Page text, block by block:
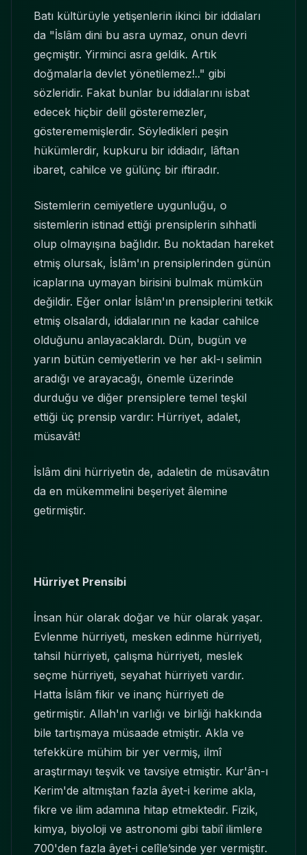
Batı kültürüyle yetişenlerin ikinci bir iddiaları
da "İslâm dini bu asra uymaz, onun devri
geçmiştir. Yirminci asra geldik. Artık
doğmalarla devlet yönetilemez!.." gibi
sözleridir. Fakat bunlar bu iddialarını isbat
edecek hiçbir delil gösteremezler,
gösterememişlerdir. Söyledikleri peşin
hükümlerdir, kupkuru bir iddiadır, lâftan
ibaret, cahilce ve gülünç bir iftiradır.
Sistemlerin cemiyetlere uygunluğu, o
sistemlerin istinad ettiği prensiplerin sıhhatli
olup olmayışına bağlıdır. Bu noktadan hareket
etmiş olursak, İslâm'ın prensiplerinden günün
icaplarına uymayan birisini bulmak mümkün
değildir. Eğer onlar İslâm'ın prensiplerini tetkik
etmiş olsalardı, iddialarının ne kadar cahilce
olduğunu anlayacaklardı. Dün, bugün ve
yarın bütün cemiyetlerin ve her akl-ı selimin
aradığı ve arayacağı, önemle üzerinde
durduğu ve diğer prensiplere temel teşkil
ettiği üç prensip vardır: Hürriyet, adalet,
müsavât!
İslâm dini hürriyetin de, adaletin de müsavâtın
da en mükemmelini beşeriyet âlemine
getirmiştir.
Hürriyet Prensibi
İnsan hür olarak doğar ve hür olarak yaşar.
Evlenme hürriyeti, mesken edinme hürriyeti,
tahsil hürriyeti, çalışma hürriyeti, meslek
seçme hürriyeti, seyahat hürriyeti vardır.
Hatta İslâm fikir ve inanç hürriyeti de
getirmiştir. Allah'ın varlığı ve birliği hakkında
bile tartışmaya müsaade etmiştir. Akla ve
tefekküre mühim bir yer vermiş, ilmî
araştırmayı teşvik ve tavsiye etmiştir. Kur'ân-ı
Kerim'de altmıştan fazla âyet-i kerime akla,
fikre ve ilim adamına hitap etmektedir. Fizik,
kimya, biyoloji ve astronomi gibi tabiî ilimlere
700'den fazla âyet-i celîle’sinde yer vermiştir.